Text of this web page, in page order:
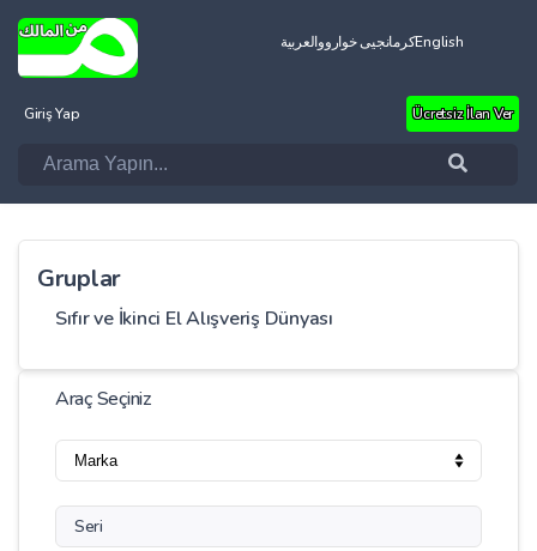
العربيةکرمانجیی خوارووEnglish
Giriş Yap Ücretsiz İlan Ver
Gruplar
Sıfır ve İkinci El Alışveriş Dünyası
Araç Seçiniz
Seri